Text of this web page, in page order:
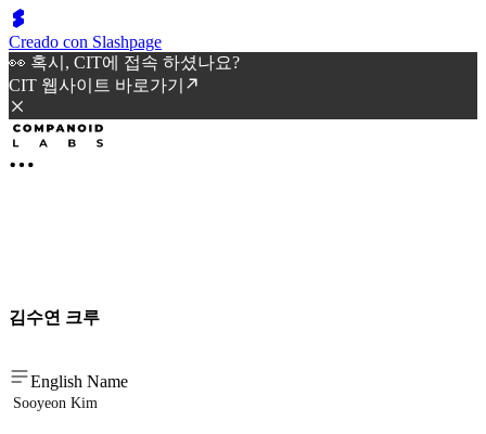
Creado con Slashpage
👀 혹시, CIT에 접속 하셨나요?
CIT 웹사이트 바로가기
김수연 크루
English Name
Sooyeon Kim